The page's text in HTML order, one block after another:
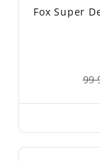
Fox Super
99